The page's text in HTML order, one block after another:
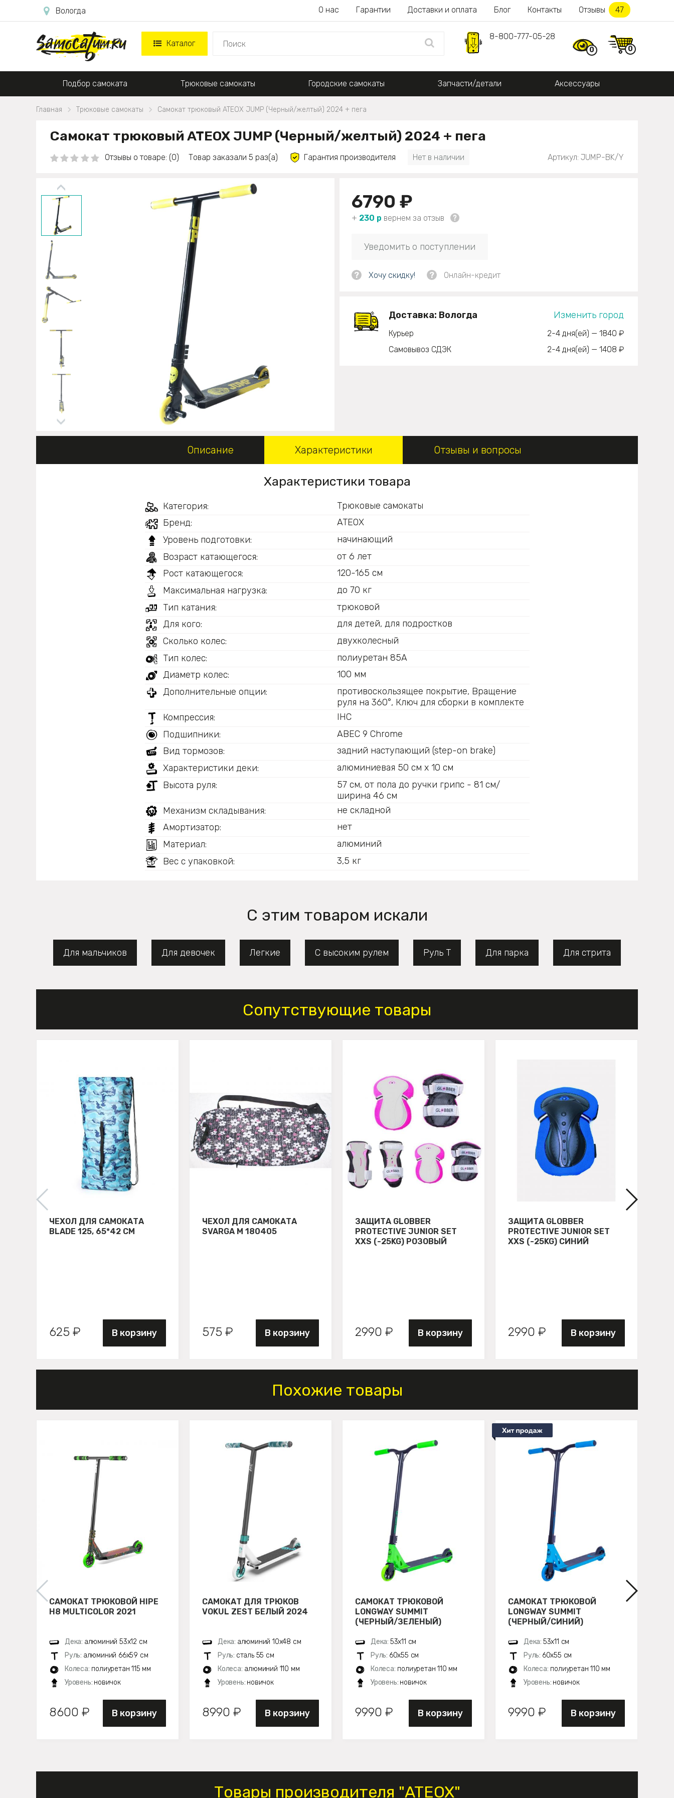
Вологда О нас Гарантии Доставки и оплата Блог Контакты Отзывы 47
Каталог
8-800-777-05-28
0 0
Подбор самоката Трюковые самокаты Городские самокаты Запчасти/детали Аксессуары
Главная Трюковые самокаты Самокат трюковый ATEOX JUMP (Черный/желтый) 2024 + пега
Самокат трюковый ATEOX JUMP (Черный/желтый) 2024 + пега
Отзывы о товаре: (0) Товар заказали 5 раз(а) Гарантия производителя Нет в наличии Артикул: JUMP-BK/Y
6790 ₽
+ 230 р вернем за отзыв
Уведомить о поступлении
? Хочу скидку! ? Онлайн-кредит
Доставка: Вологда Изменить город
Курьер 1840 ₽
—
2-4 дня(ей)
Самовывоз СДЭК
1408 ₽
—
2-4 дня(ей)
Описание Характеристики Отзывы и вопросы
Характеристики товара
Категория:
Трюковые самокаты
Бренд:
ATEOX
Уровень подготовки:
начинающий
Возраст катающегося:
от 6 лет
Рост катающегося:
120-165 см
Максимальная нагрузка:
до 70 кг
Тип катания:
трюковой
Для кого:
для детей, для подростков
Сколько колес:
двухколесный
Тип колес:
полиуретан 85А
Диаметр колес:
100 мм
Дополнительные опции:
противоскользящее покрытие, Вращение
руля на 360°, Ключ для сборки в комплекте
Компрессия:
IHC
Подшипники:
ABEC 9 Chrome
Вид тормозов:
задний наступающий (step-on brake)
Характеристики деки:
алюминиевая 50 см х 10 см
Высота руля:
57 см, от пола до ручки грипс - 81 см/
ширина 46 см
Механизм складывания:
не складной
Амортизатор:
нет
Материал:
алюминий
Вес с упаковкой:
3,5 кг
С этим товаром искали
Для мальчиков Для девочек Легкие С высоким рулем Руль Т Для парка Для стрита
Сопутствующие товары
ЧЕХОЛ ДЛЯ САМОКАТА
BLADE 125, 65*42 СМ
625 ₽ В корзину
ЧЕХОЛ ДЛЯ САМОКАТА
SVARGA М 180405
575 ₽ В корзину
ЗАЩИТА GLOBBER
PROTECTIVE JUNIOR SET
XXS (-25KG) РОЗОВЫЙ
2990 ₽ В корзину
ЗАЩИТА GLOBBER
PROTECTIVE JUNIOR SET
XXS (-25KG) СИНИЙ
2990 ₽ В корзину
Похожие товары
САМОКАТ ТРЮКОВОЙ HIPE
H8 MULTICOLOR 2021
Дека: алюминий 53х12 см
Руль: алюминий 66х59 см
Колеса: полиуретан 115 мм
Уровень: новичок
8600 ₽ В корзину
САМОКАТ ДЛЯ ТРЮКОВ
VOKUL ZEST БЕЛЫЙ 2024
Дека: алюминий 10х48 см
Руль: сталь 55 см
Колеса: алюминий 110 мм
Уровень: новичок
8990 ₽ В корзину
САМОКАТ ТРЮКОВОЙ
LONGWAY SUMMIT
(ЧЕРНЫЙ/ЗЕЛЕНЫЙ)
Дека: 53х11 см
Руль: 60х55 см
Колеса: полиуретан 110 мм
Уровень: новичок
9990 ₽ В корзину
САМОКАТ ТРЮКОВОЙ
LONGWAY SUMMIT
(ЧЕРНЫЙ/СИНИЙ)
Дека: 53х11 см
Руль: 60х55 см
Колеса: полиуретан 110 мм
Уровень: новичок
9990 ₽ В корзину
Товары производителя "ATEOX"